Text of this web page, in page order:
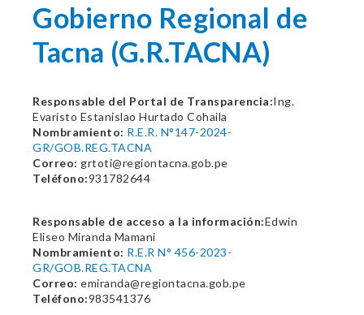
Gobierno Regional de
Tacna (G.R.TACNA)
Responsable del Portal de Transparencia:Ing.
Evaristo Estanislao Hurtado Cohaila
Nombramiento: R.E.R. N°147-2024-
GR/GOB.REG.TACNA
Correo: grtoti@regiontacna.gob.pe
Teléfono:931782644
Responsable de acceso a la información:Edwin
Eliseo Miranda Mamani
Nombramiento: R.E.R N° 456-2023-
GR/GOB.REG.TACNA
Correo: emiranda@regiontacna.gob.pe
Teléfono:983541376